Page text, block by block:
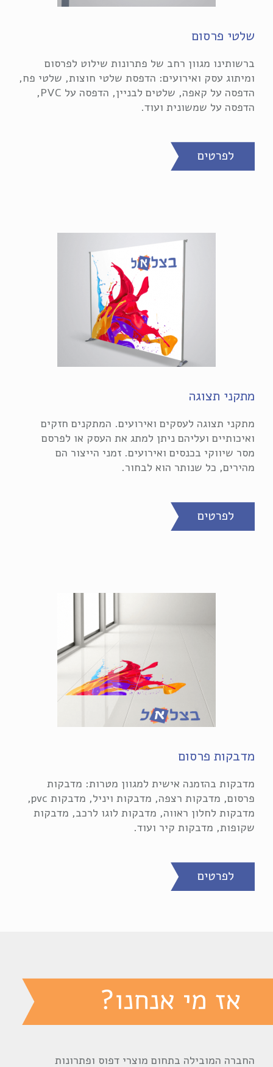
שלטי פרסום
ברשותינו מגוון רחב של פתרונות שילוט לפרסום
ומיתוג עסק ואירועים: הדפסת שלטי חוצות, שלטי פח,
הדפסה על קאפה, שלטים לבניין, הדפסה על PVC,
הדפסה על שמשונית ועוד.
מתקני תצוגה
מתקני תצוגה לעסקים ואירועים. המתקנים חזקים
ואיכותיים ועליהם ניתן למתג את העסק או לפרסם
מסר שיווקי בכנסים ואירועים. זמני הייצור הם
מהירים, כל שנותר הוא לבחור.
מדבקות פרסום
מדבקות בהזמנה אישית למגוון מטרות: מדבקות
פרסום, מדבקות רצפה, מדבקות ויניל, מדבקות pvc,
מדבקות לחלון ראווה, מדבקות לוגו לרכב, מדבקות
שקופות, מדבקות קיר ועוד.
החברה המובילה בתחום מוצרי דפוס ופתרונות